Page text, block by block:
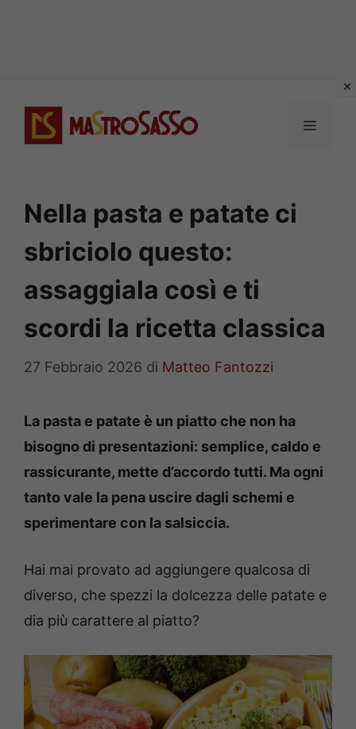
contenuto
MENU
Nella pasta e patate ci
sbriciolo questo:
assaggiala così e ti
scordi la ricetta classica
27 Febbraio 2026 di Matteo Fantozzi
La pasta e patate è un piatto che non ha
bisogno di presentazioni: semplice, caldo e
rassicurante, mette d’accordo tutti. Ma ogni
tanto vale la pena uscire dagli schemi e
sperimentare con la salsiccia.
Hai mai provato ad aggiungere qualcosa di
diverso, che spezzi la dolcezza delle patate e
dia più carattere al piatto?